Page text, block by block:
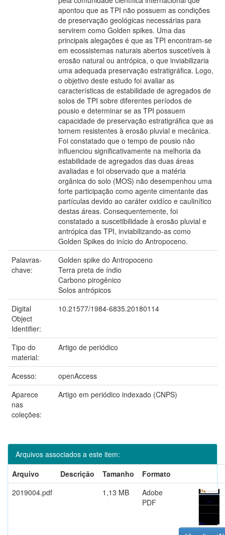
apontou que as TPI não possuem as condições
de preservação geológicas necessárias para
servirem como Golden spikes. Uma das
principais alegações é que as TPI encontram-se
em ecossistemas naturais abertos suscetíveis à
erosão natural ou antrópica, o que inviabilizaria
uma adequada preservação estratigráfica. Logo,
o objetivo deste estudo foi avaliar as
características de estabilidade de agregados de
solos de TPI sobre diferentes períodos de
pousio e determinar se as TPI possuem
capacidade de preservação estratigráfica que as
tornem resistentes à erosão pluvial e mecânica.
Foi constatado que o tempo de pousio não
influenciou significativamente na melhoria da
estabilidade de agregados das duas áreas
avaliadas e foi observado que a matéria
orgânica do solo (MOS) não desempenhou uma
forte participação como agente cimentante das
partículas devido ao caráter oxidíco e caulinítico
destas áreas. Consequentemente, foi
constatado a suscetibilidade à erosão pluvial e
antrópica das TPI, inviabilizando-as como
Golden Spikes do início do Antropoceno.
Palavras-
chave:
Golden spike do Antropoceno
Terra preta de índio
Carbono pirogênico
Solos antrópicos
Digital
Object
Identifier:
10.21577/1984-6835.20180114
Tipo do
material:
Artigo de periódico
Acesso:
openAccess
Aparece
nas
coleções:
Artigo em periódico indexado (CNPS)
Arquivos associados a este item:
Arquivo
Descrição Tamanho
Formato
2019004.pdf
1,13 MB
Adobe
PDF